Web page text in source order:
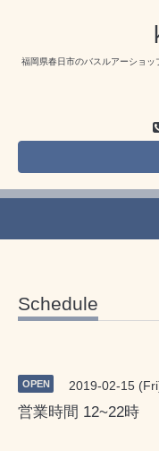
福岡県春日市のバスルアーショ
Schedule
OPEN 2019-02-15
営業時間 12~22時